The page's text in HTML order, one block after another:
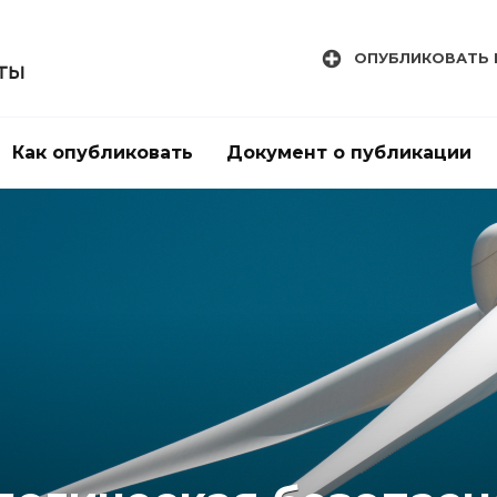
ОПУБЛИКОВАТЬ
Как опубликовать Документ о публикации